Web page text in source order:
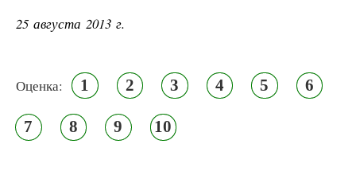
25 августа 2013 г.
Оценка: 1 2 3 4 5 6
7 8 9 10